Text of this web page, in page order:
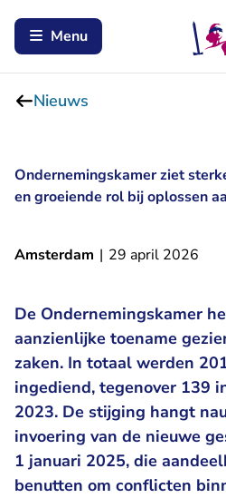
Menu
Nieuws
Ondernemingskamer ziet
en groeiende rol bij oplossen
Amsterdam | 29 april 2026
De Ondernemingskamer
aanzienlijke toename
zaken. In totaal werden
ingediend, tegenover 139
2023. De stijging hangt
invoering van de nieuwe
1 januari 2025, die
benutten om conflicten